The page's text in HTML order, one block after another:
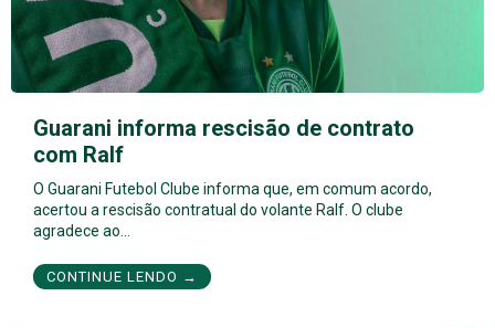
Guarani informa rescisão de contrato
com Ralf
O Guarani Futebol Clube informa que, em comum acordo,
acertou a rescisão contratual do volante Ralf. O clube
agradece ao…
CONTINUE LENDO →